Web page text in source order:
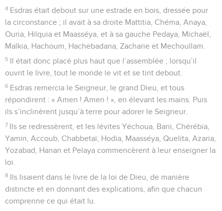
4 Esdras était debout sur une estrade en bois, dressée pour
la circonstance ; il avait à sa droite Mattitia, Chéma, Anaya,
Ouria, Hilquia et Maasséya, et à sa gauche Pedaya, Michaël,
Malkia, Hachoum, Hachebadana, Zacharie et Mechoullam.
5 Il était donc placé plus haut que l’assemblée ; lorsqu’il
ouvrit le livre, tout le monde le vit et se tint debout.
6 Esdras remercia le Seigneur, le grand Dieu, et tous
répondirent : « Amen ! Amen ! », en élevant les mains. Puis
ils s’inclinèrent jusqu’à terre pour adorer le Seigneur.
7 Ils se redressèrent, et les lévites Yéchoua, Bani, Chérébia,
Yamin, Accoub, Chabbetaï, Hodia, Maasséya, Quelita, Azaria,
Yozabad, Hanan et Pelaya commencèrent à leur enseigner la
loi.
8 Ils lisaient dans le livre de la loi de Dieu, de manière
distincte et en donnant des explications, afin que chacun
comprenne ce qui était lu.